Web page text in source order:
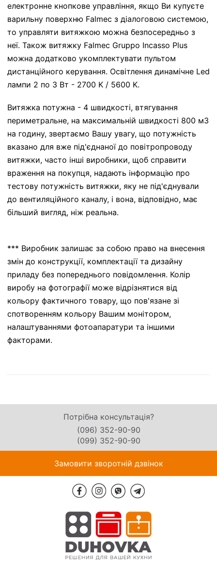
електронне кнопкове управління, якщо Ви купуєте
варильну поверхню Falmec з діалоговою системою,
то управляти витяжкою можна безпосередньо з
неї. Також витяжку Falmec Gruppo Incasso Plus
можна додатково укомплектувати пультом
дистанційного керування. Освітлення динамічне Led
лампи 2 по 3 Вт - 2700 K / 5600 K.
Витяжка потужна - 4 швидкості, втягування
периметральне, на максимальній швидкості 800 м3
на годину, звертаємо Вашу увагу, що потужність
вказано для вже під'єднаної до повітропроводу
витяжки, часто інші виробники, щоб справити
враження на покупця, надають інформацію про
тестову потужність витяжки, яку не під'єднували
до вентиляційного каналу, і вона, відповідно, має
більший вигляд, ніж реальна.
*** Виробник залишає за собою право на внесення
змін до конструкції, комплектації та дизайну
приладу без попереднього повідомлення. Колір
виробу на фотографії може відрізнятися від
кольору фактичного товару, що пов'язане зі
спотворенням кольору Вашим монітором,
налаштуваннями фотоапаратури та іншими
факторами.
Потрібна консультація?
(096) 352-90-90
(099) 352-90-90
Замовити зворотній дзвінок